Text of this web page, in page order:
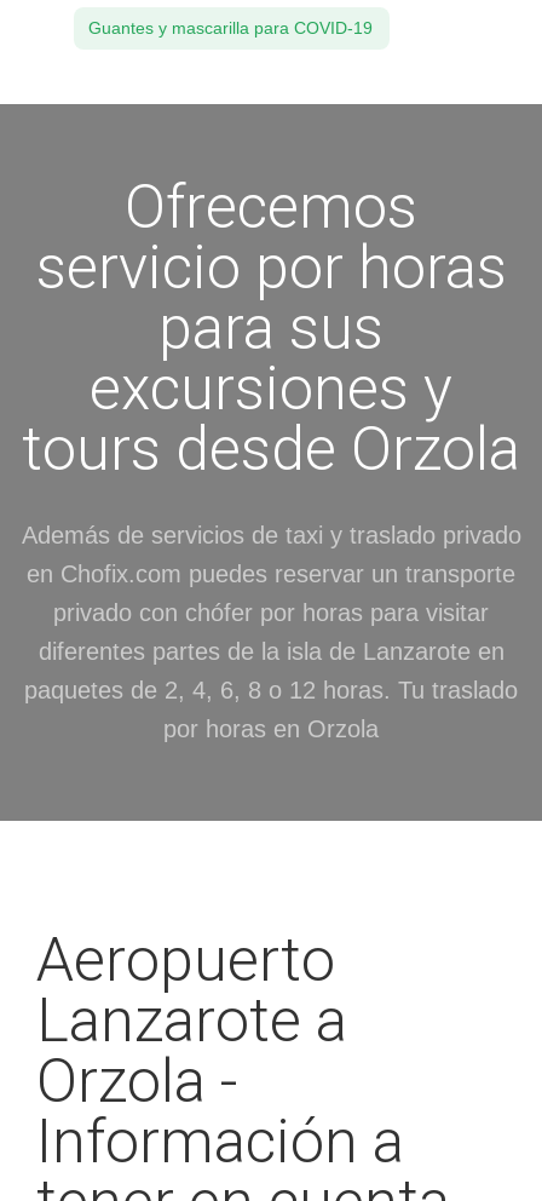
Guantes y mascarilla para COVID-19
Ofrecemos
servicio por horas
para sus
excursiones y
tours desde Orzola
Además de servicios de taxi y traslado privado
en Chofix.com puedes reservar un transporte
privado con chófer por horas para visitar
diferentes partes de la isla de Lanzarote en
paquetes de 2, 4, 6, 8 o 12 horas. Tu traslado
por horas en Orzola
Aeropuerto
Lanzarote a
Orzola -
Información a